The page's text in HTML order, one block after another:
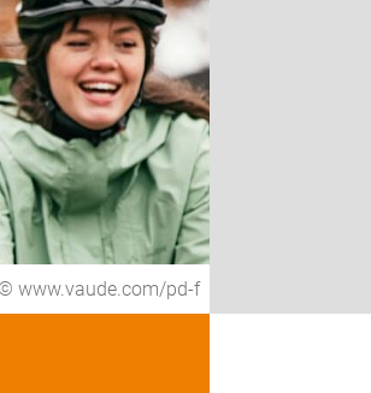
www.vaude.com/pd-f